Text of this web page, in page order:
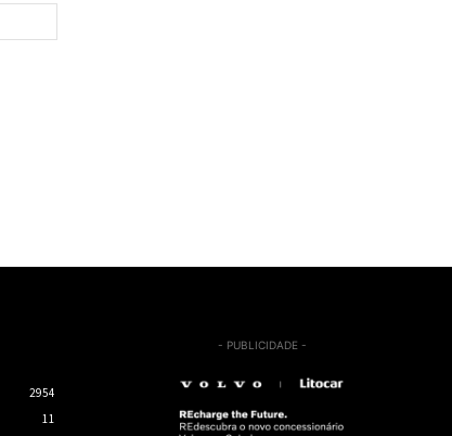
2954
11
- PUBLICIDADE -